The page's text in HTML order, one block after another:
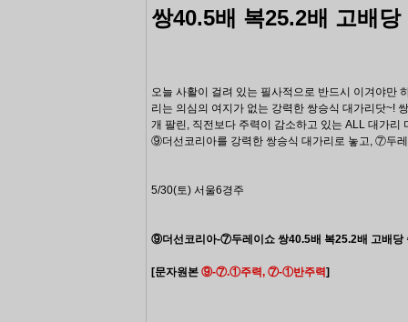
쌍40.5배 복25.2배 고배당
오늘 사활이 걸려 있는 필사적으로 반드시 이겨야만
리는 의심의 여지가 없는 강력한 쌍승식 대가리닷~!
개 팔린, 직전보다 주력이 감소하고 있는 ALL 대가
⑨더선코리아를 강력한 쌍승식 대가리로 놓고, ⑦두
5/30(토) 서울6경주
⑨더선코리아-⑦두레이쇼 쌍40.5배 복25.2배 고배당
[문자원본 ⑨-⑦.①주력, ⑦-①반주력]